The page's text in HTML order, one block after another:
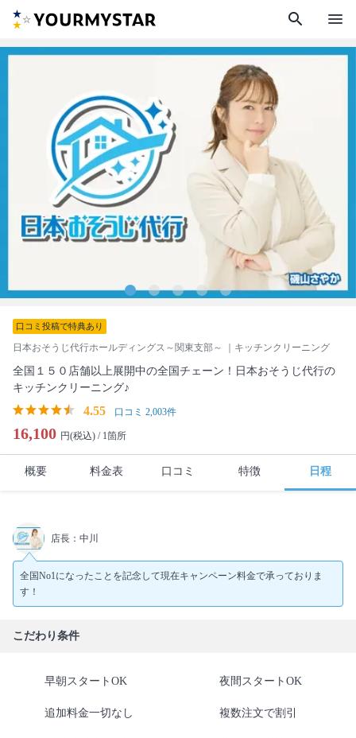
search menu
口コミ投稿で特典あり
日本おそうじ代行ホールディングス～関東支部～ ｜キッチンクリーニング
全国１５０店舗以上展開中の全国チェーン！日本おそうじ代行の
キッチンクリーニング♪
4.55 口コミ 2,003件
16,100 円(税込) / 1箇所
概要 料金表 口コミ 特徴 日程
店長：中川
全国No1になったことを記念して現在キャンペーン料金で承っておりま
す！
こだわり条件
早朝スタートOK 夜間スタートOK
追加料金一切なし 複数注文で割引